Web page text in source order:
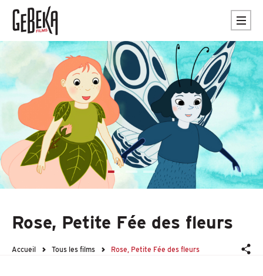
Rose, Petite Fée des fleurs
Accueil Tous les films Rose, Petite Fée des fleurs